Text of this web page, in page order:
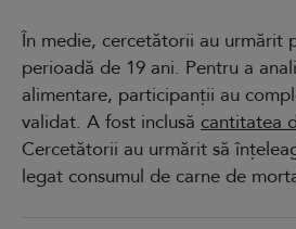
În medie, cercetătorii au urmărit
perioadă de 19 ani. Pentru a
alimentare, participanții au
validat. A fost inclusă cantitatea
Cercetătorii au urmărit să
legat consumul de carne de